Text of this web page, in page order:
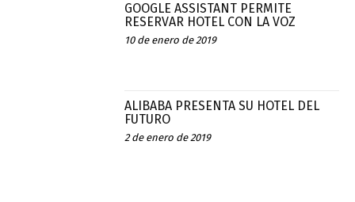
GOOGLE ASSISTANT PERMITE
RESERVAR HOTEL CON LA VOZ
10 de enero de 2019
ALIBABA PRESENTA SU HOTEL DEL
FUTURO
2 de enero de 2019